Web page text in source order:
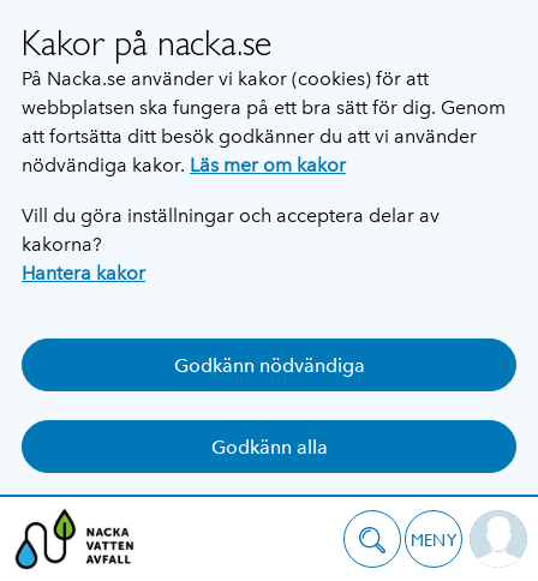
Kakor på nacka.se
På Nacka.se använder vi kakor (cookies) för att
webbplatsen ska fungera på ett bra sätt för dig. Genom
att fortsätta ditt besök godkänner du att vi använder
nödvändiga kakor. Läs mer om kakor
Vill du göra inställningar och acceptera delar av
kakorna?
Hantera kakor
Godkänn nödvändiga
Godkänn alla
MENY